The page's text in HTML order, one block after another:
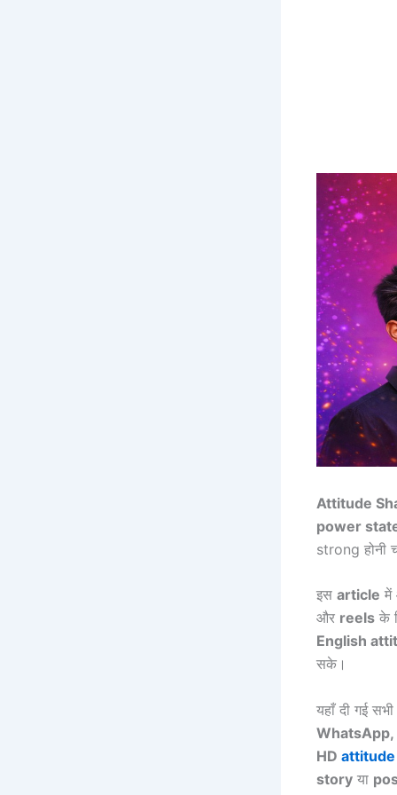
Attitude
power
strong होनी
इस article में
और reels के
English
सके।
यहाँ दी गई
WhatsApp,
HD attitude
story या